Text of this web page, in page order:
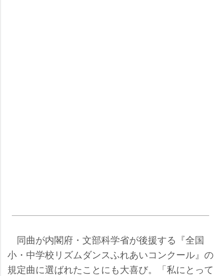
同曲が内閣府・文部科学省が後援する『全国
小・中学校リズムダンスふれあいコンクール』の
規定曲に選ばれたことにも大喜び。「私にとって